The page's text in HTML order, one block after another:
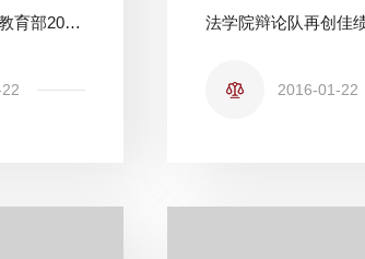
北理工法学院获得教育部2012年 “法学教育实践基地”建设项目
2016-01-22